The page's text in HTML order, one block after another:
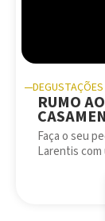
DEGUSTAÇÕES
RUMO
Faça o seu
Larentis com